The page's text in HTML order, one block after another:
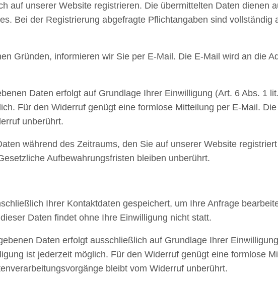
auf unserer Website registrieren. Die übermittelten Daten dienen
Bei der Registrierung abgefragte Pflichtangaben sind vollständig
Gründen, informieren wir Sie per E-Mail. Die E-Mail wird an die
Daten erfolgt auf Grundlage Ihrer Einwilligung (Art. 6 Abs. 1
Für den Widerruf genügt eine formlose Mitteilung per E-Mail.
unberührt.
während des Zeitraums, den Sie auf unserer Website
Aufbewahrungsfristen bleiben unberührt.
Ihrer Kontaktdaten gespeichert, um Ihre Anfrage
Daten findet ohne Ihre Einwilligung nicht statt.
Daten erfolgt ausschließlich auf Grundlage Ihrer
ist jederzeit möglich. Für den Widerruf genügt eine formlose
bleibt vom Widerruf unberührt.